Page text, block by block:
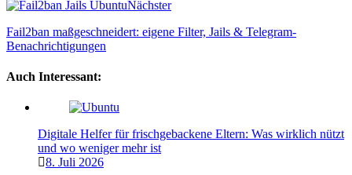
Nächster
Fail2ban maßgeschneidert: eigene Filter, Jails & Telegram-
Benachrichtigungen
Auch Interessant:
Digitale Helfer für frischgebackene Eltern: Was wirklich nützt
und wo weniger mehr ist
8. Juli 2026